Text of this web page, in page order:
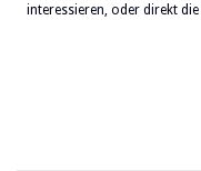
interessieren, oder direkt